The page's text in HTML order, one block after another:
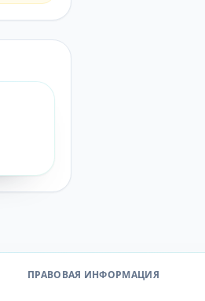
ПРАВОВАЯ ИНФОРМАЦИЯ